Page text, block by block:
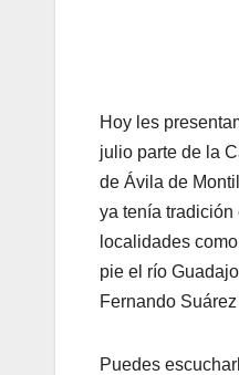
Hoy les
julio parte de la
de Ávila de
ya tenía tradición
localidades
pie el río
Fernando
Puedes